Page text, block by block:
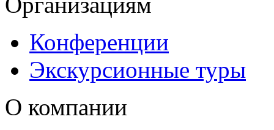
Конференции
Экскурсионные туры
О компании